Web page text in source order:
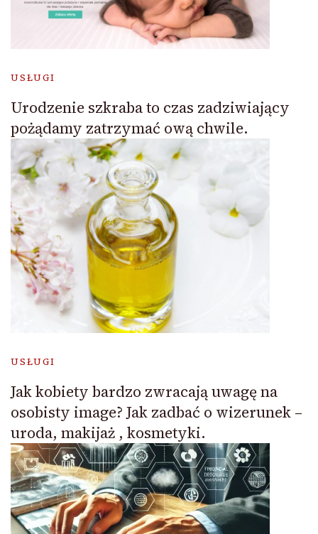
USŁUGI
Urodzenie szkraba to czas zadziwiający
pożądamy zatrzymać ową chwile.
USŁUGI
Jak kobiety bardzo zwracają uwagę na
osobisty image? Jak zadbać o wizerunek –
uroda, makijaż , kosmetyki.